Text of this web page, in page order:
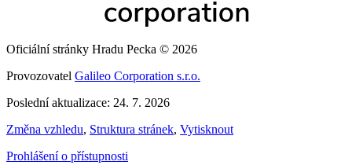
Oficiální stránky Hradu Pecka © 2026
Provozovatel Galileo Corporation s.r.o.
Poslední aktualizace: 24. 7. 2026
Změna vzhledu, Struktura stránek, Vytisknout
Prohlášení o přístupnosti